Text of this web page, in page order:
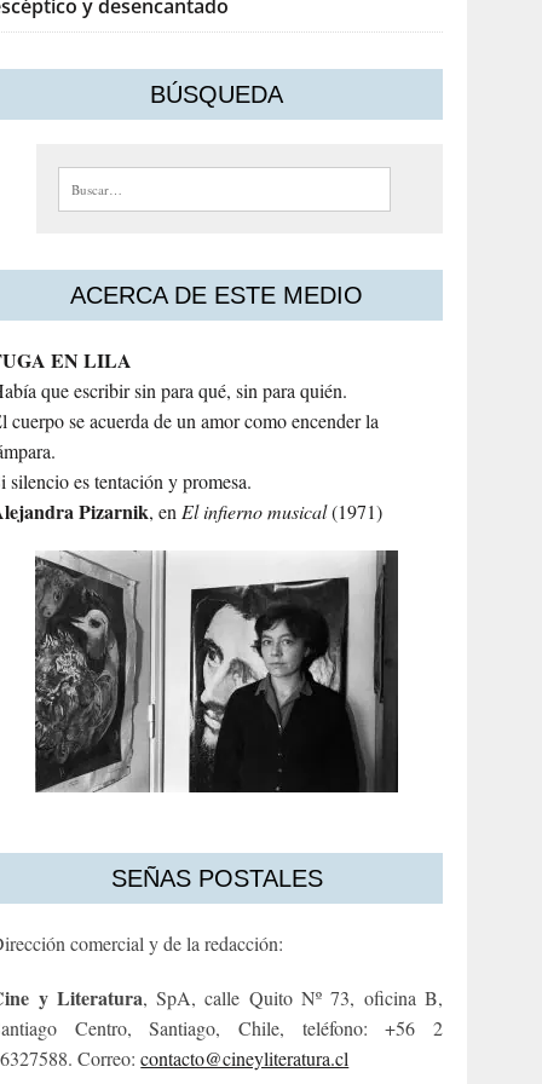
y desencantado
BÚSQUEDA
Buscar:
ACERCA DE ESTE MEDIO
EN LILA
que escribir sin para qué, sin para quién.
cuerpo se acuerda de un amor como encender la
silencio es tentación y promesa.
Pizarnik, enEl infierno musical(1971)
SEÑAS POSTALES
comercial y de la redacción:
y Literatura, SpA, calle Quito Nº 73, oficina B,
Centro, Santiago, Chile, teléfono: +56 2
Correo:contacto@cineyliteratura.cl